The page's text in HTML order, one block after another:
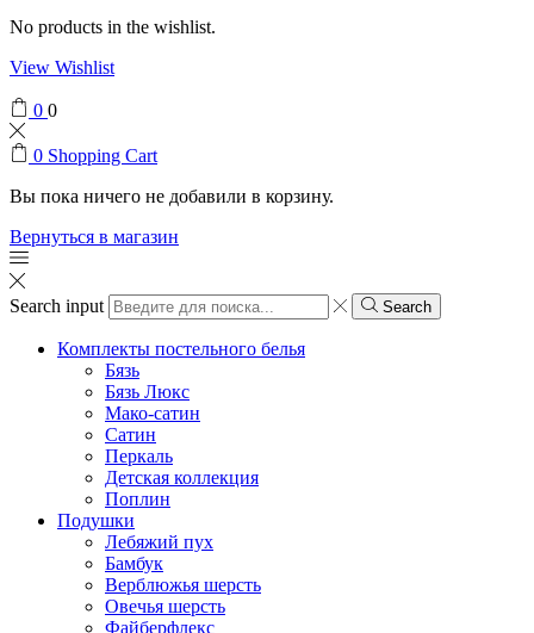
No products in the wishlist.
View Wishlist
0 0
0 Shopping Cart
Вы пока ничего не добавили в корзину.
Вернуться в магазин
Search input Search
Комплекты постельного белья
Бязь
Бязь Люкс
Мако-сатин
Сатин
Перкаль
Детская коллекция
Поплин
Подушки
Лебяжий пух
Бамбук
Верблюжья шерсть
Овечья шерсть
Файберфлекс